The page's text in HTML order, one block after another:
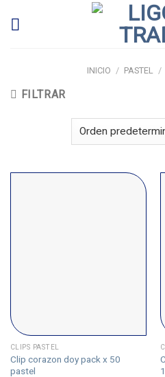
INICIO / PASTEL /
FILTRAR
CLIPS PASTEL
Clip corazon doy pack x 50
pastel